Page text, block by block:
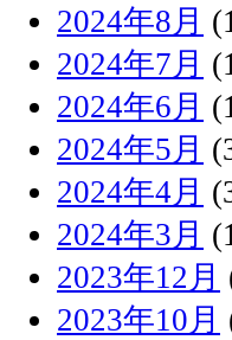
2024年8月
2024年7月
2024年6月
2024年5月
2024年4月
2024年3月
2023年12月
2023年10月